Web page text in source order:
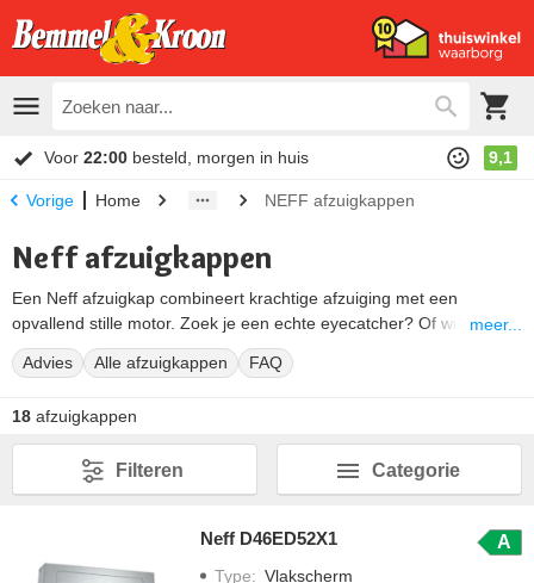
Voor 22:00 besteld, morgen in huis 9,1
Vorige Home NEFF afzuigkappen
Neff afzuigkappen
Een Neff afzuigkap combineert krachtige afzuiging met een
opvallend stille motor. Zoek je een echte eyecatcher? Of wil je juist
een afzuigkap die onzichtbaar wegvalt in je keuken? Het aanbod
loopt van vlakscherm- en wandschouwkappen tot plafondunits en
compactere varianten van 60 cm. Hieronder zie je alle modellen op
een rij. We helpen je op weg met advies over de series, de
meer...
Advies Alle afzuigkappen FAQ
18 afzuigkappen
Categorie
Filteren
Neff D46ED52X1 A
Type: Vlakscherm